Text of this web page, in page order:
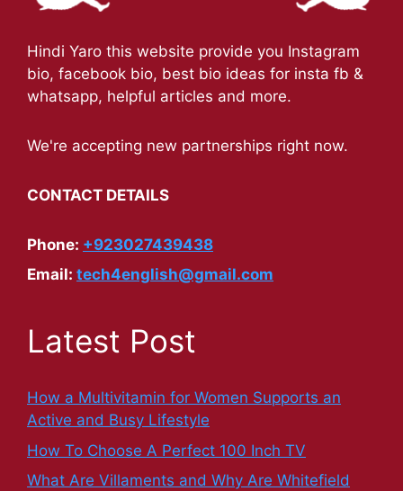
Hindi Yaro this website provide you Instagram
bio, facebook bio, best bio ideas for insta fb &
whatsapp, helpful articles and more.
We're accepting new partnerships right now.
CONTACT DETAILS
Phone: +923027439438
Email: tech4english@gmail.com
Latest Post
How a Multivitamin for Women Supports an
Active and Busy Lifestyle
How To Choose A Perfect 100 Inch TV
What Are Villaments and Why Are Whitefield